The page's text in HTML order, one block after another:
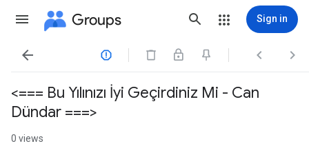
Groups Sign in
   
<=== Bu Yılınızı İyi Geçirdiniz Mi - Can
Dündar ===>
0 views